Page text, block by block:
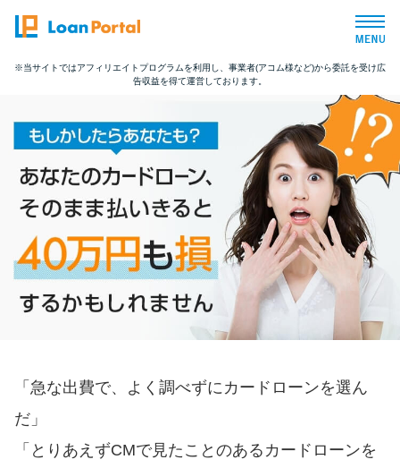
トップページ
おすすめコンテンツ
総合人気ランキング
とにかくすぐ借りたい方向け
バレずに借りたい方向け
カードローン診断
※当サイトではアフィリエイトプログラムを利用し、事業者(アコム様など)から委託を受け広
告収益を得て運営しております。
「急な出費で、よく調べずにカードローンを選ん
だ」
「とりあえずCMで見たことのあるカードローンを